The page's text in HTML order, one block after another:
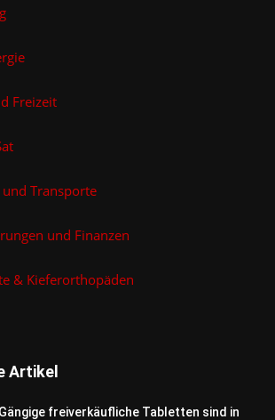
Freizeit
und Transporte
und Finanzen
& Kieferorthopäden
Artikel
Gängige freiverkäufliche Tabletten sind in